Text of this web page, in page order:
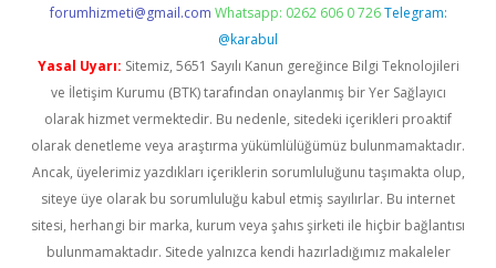
forumhizmeti@gmail.com Whatsapp: 0262 606 0 726 Telegram:
@karabul
Yasal Uyarı: Sitemiz, 5651 Sayılı Kanun gereğince Bilgi Teknolojileri
ve İletişim Kurumu (BTK) tarafından onaylanmış bir Yer Sağlayıcı
olarak hizmet vermektedir. Bu nedenle, sitedeki içerikleri proaktif
olarak denetleme veya araştırma yükümlülüğümüz bulunmamaktadır.
Ancak, üyelerimiz yazdıkları içeriklerin sorumluluğunu taşımakta olup,
siteye üye olarak bu sorumluluğu kabul etmiş sayılırlar. Bu internet
sitesi, herhangi bir marka, kurum veya şahıs şirketi ile hiçbir bağlantısı
bulunmamaktadır. Sitede yalnızca kendi hazırladığımız makaleler